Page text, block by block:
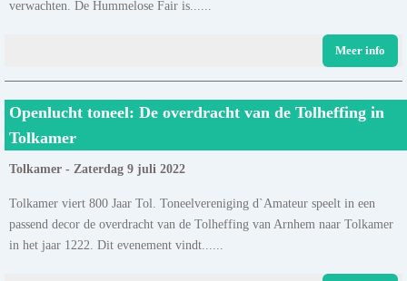
verwachten. De Hummelose Fair is......
Meer info
Openlucht toneel: De overdracht van de Tolheffing in
Tolkamer
Tolkamer - Zaterdag 9 juli 2022
Tolkamer viert 800 Jaar Tol. Toneelvereniging d`Amateur speelt in een
passend decor de overdracht van de Tolheffing van Arnhem naar Tolkamer
in het jaar 1222. Dit evenement vindt......